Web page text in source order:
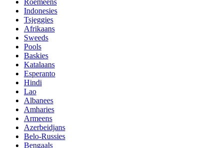
Roemeens
Indonesies
Tsjeggies
Afrikaans
Sweeds
Pools
Baskies
Katalaans
Esperanto
Hindi
Lao
Albanees
Amharies
Armeens
Azerbeidjans
Belo-Russies
Bengaals